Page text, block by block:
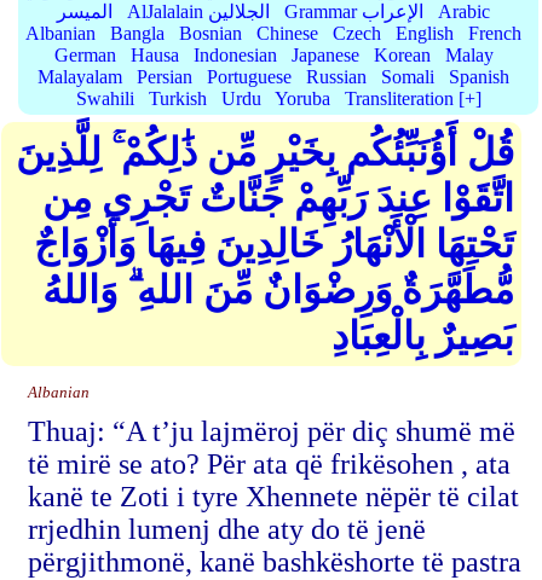
الميسر
AlJalalain الجلالين Grammar الإعراب
Arabic
Albanian
Bangla Bosnian Chinese Czech English
French
German
Hausa Indonesian Japanese Korean
Malay
Malayalam
Persian Portuguese Russian Somali
Spanish
Swahili
Turkish Urdu Yoruba Transliteration [+]
قُلْ أَؤُنَبِّئُكُم بِخَيْرٍ مِّن ذَٰلِكُمْ ۚ لِلَّذِينَ
اتَّقَوْا عِندَ رَبِّهِمْ جَنَّاتٌ تَجْرِي مِن
تَحْتِهَا الْأَنْهَارُ خَالِدِينَ فِيهَا وَأَزْوَاجٌ
مُّطَهَّرَةٌ وَرِضْوَانٌ مِّنَ اللهِ ۗ وَاللهُ
بَصِيرٌ بِالْعِبَادِ
Albanian
Thuaj: “A t’ju lajmëroj për diç shumë më
të mirë se ato? Për ata që frikësohen , ata
kanë te Zoti i tyre Xhennete nëpër të cilat
rrjedhin lumenj dhe aty do të jenë
përgjithmonë, kanë bashkëshorte të pastra